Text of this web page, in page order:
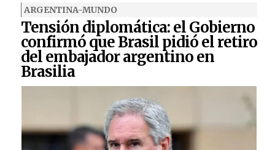
ARGENTINA-MUNDO
Tensión diplomática: el Gobierno
confirmó que Brasil pidió el retiro
del embajador argentino en
Brasilia